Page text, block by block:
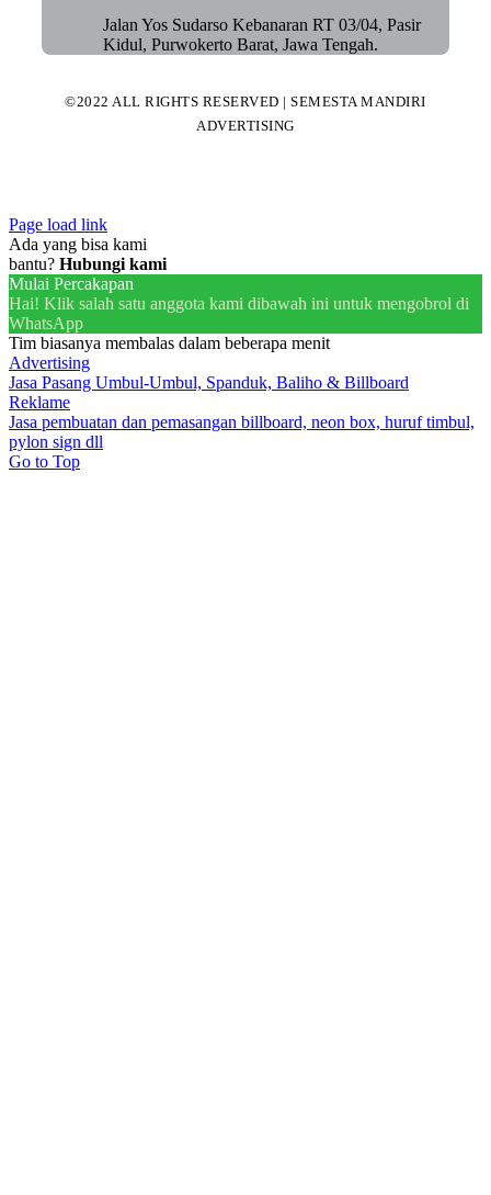
Jalan Yos Sudarso Kebanaran RT 03/04, Pasir
Kidul, Purwokerto Barat, Jawa Tengah.
©2022 ALL RIGHTS RESERVED | SEMESTA MANDIRI
ADVERTISING
Page load link
Ada yang bisa kami
bantu? Hubungi kami
Mulai Percakapan
Hai! Klik salah satu anggota kami dibawah ini untuk mengobrol di
WhatsApp
Tim biasanya membalas dalam beberapa menit
Advertising
Jasa Pasang Umbul-Umbul, Spanduk, Baliho & Billboard
Reklame
Jasa pembuatan dan pemasangan billboard, neon box, huruf timbul,
pylon sign dll
Go to Top